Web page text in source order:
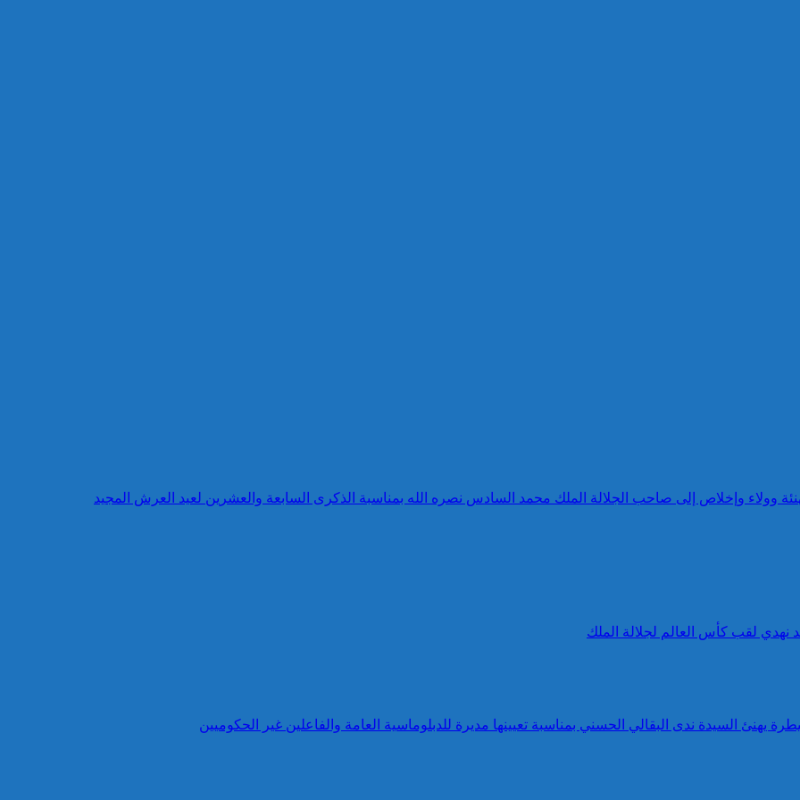
وولاء وإخلاص إلى صاحب الجلالة الملك محمد السادس نصره الله بمناسبة الذكرى السابعة والعشرين لعيد العرش المجيد
نهدي لقب كأس العالم لجلالة الملك
يهنئ السيدة ندى البقالي الحسني بمناسبة تعيينها مديرة للدبلوماسية العامة والفاعلين غير الحكوميين